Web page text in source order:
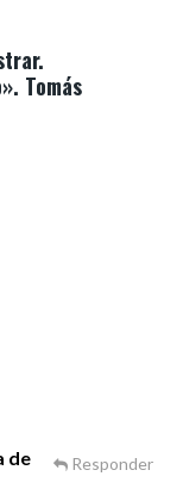
Tomás
de
Responder